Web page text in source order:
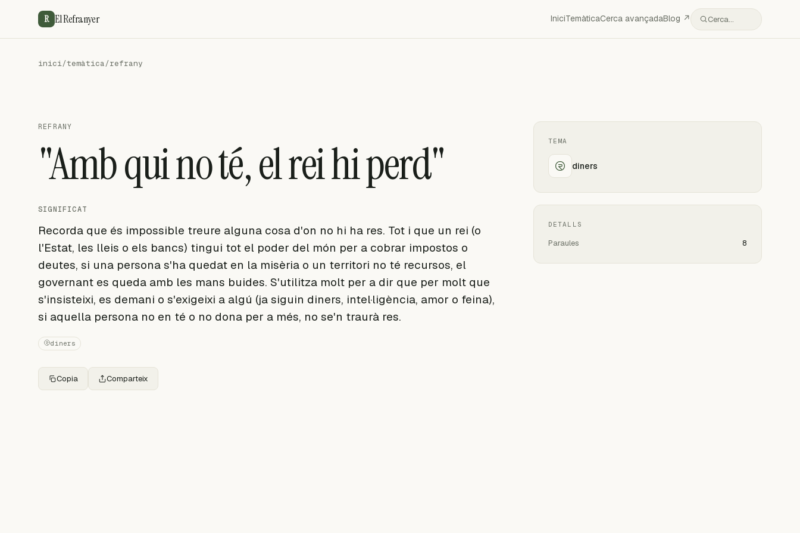
R El Refranyer IniciTemàticaCerca avançadaBlog ↗ Cerca…
inici/temàtica/refrany
REFRANY
"Amb qui no té, el rei hi perd"
SIGNIFICAT
Recorda que és impossible treure alguna cosa d'on no hi ha res. Tot i que un rei (o
l'Estat, les lleis o els bancs) tingui tot el poder del món per a cobrar impostos o
deutes, si una persona s'ha quedat en la misèria o un territori no té recursos, el
governant es queda amb les mans buides. S'utilitza molt per a dir que per molt que
s'insisteixi, es demani o s'exigeixi a algú (ja siguin diners, intel·ligència, amor o feina),
si aquella persona no en té o no dona per a més, no se'n traurà res.
diners
Copia Comparteix
TEMA
diners
DETALLS
Paraules 8